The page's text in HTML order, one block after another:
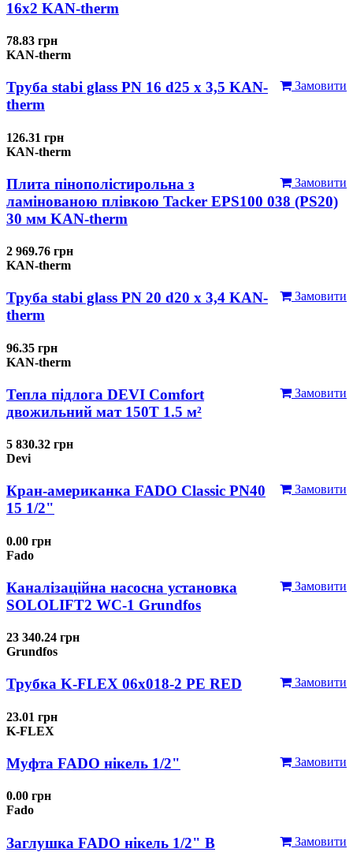
16x2 KAN-therm
78.83 грн
KAN-therm
Замовити
Труба stabi glass PN 16 d25 х 3,5 KAN-
therm
126.31 грн
KAN-therm
Замовити
Плита пінополістирольна з
ламінованою плівкою Tacker EPS100 038 (PS20)
30 мм KAN-therm
2 969.76 грн
KAN-therm
Замовити
Труба stabi glass PN 20 d20 х 3,4 KAN-
therm
96.35 грн
KAN-therm
Замовити
Тепла підлога DEVI Comfort
двожильний мат 150T 1.5 м²
5 830.32 грн
Devi
Замовити
Кран-американка FADO Classic PN40
15 1/2"
0.00 грн
Fado
Замовити
Каналізаційна насосна установка
SOLOLIFT2 WC-1 Grundfos
23 340.24 грн
Grundfos
Замовити
Трубка K-FLEX 06x018-2 РЕ RED
23.01 грн
K-FLEX
Замовити
Муфта FADO нікель 1/2"
0.00 грн
Fado
Замовити
Заглушка FADO нікель 1/2" В